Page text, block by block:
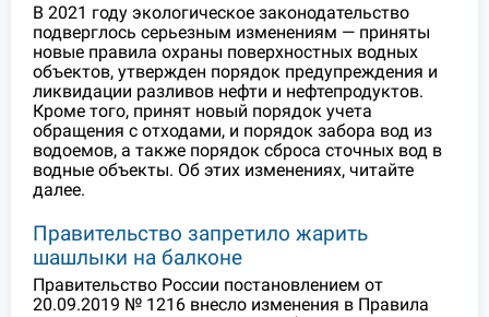
В 2021 году экологическое законодательство
подверглось серьезным изменениям — приняты
новые правила охраны поверхностных водных
объектов, утвержден порядок предупреждения и
ликвидации разливов нефти и нефтепродуктов.
Кроме того, принят новый порядок учета
обращения с отходами, и порядок забора вод из
водоемов, а также порядок сброса сточных вод в
водные объекты. Об этих изменениях, читайте
далее.
Правительство запретило жарить
шашлыки на балконе
Правительство России постановлением от
20.09.2019 № 1216 внесло изменения в Правила